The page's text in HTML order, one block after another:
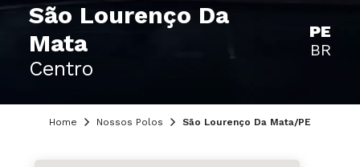
São Lourenço Da
Mata
Centro
PE
BR
Home Nossos Polos São Lourenço Da Mata/PE